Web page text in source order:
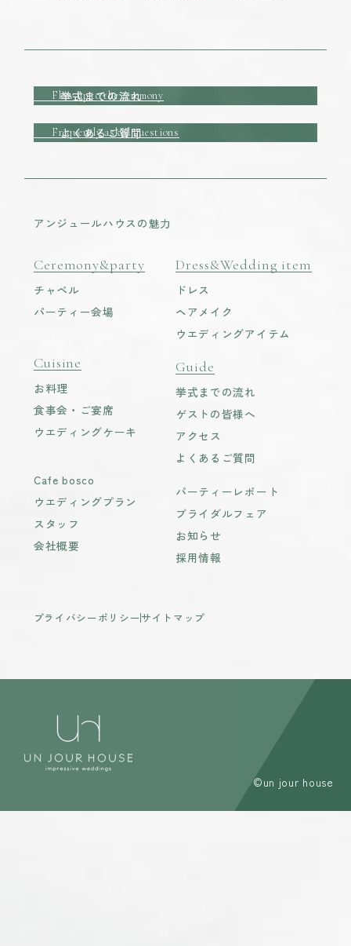
挙式までの流れ
Flow up to the ceremony
よくあるご質問
Frequently asked questions
アンジュールハウスの魅力
Ceremony&party
チャペル
パーティー会場
Cuisine
お料理
食事会・ご宴席
ウエディングケーキ
Cafe bosco
ウエディングプラン
スタッフ
会社概要
Dress&Wedding item
ドレス
ヘアメイク
ウエディングアイテム
Guide
挙式までの流れ
ゲストの皆様へ
アクセス
よくあるご質問
パーティーレポート
ブライダルフェア
お知らせ
採用情報
プライバシーポリシーサイトマップ
©un jour house